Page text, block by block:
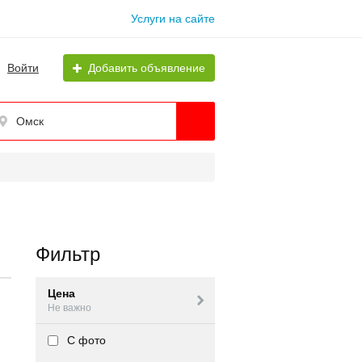
Услуги на сайте
Войти Добавить объявление
Омск
Фильтр
Цена
Не важно
С фото